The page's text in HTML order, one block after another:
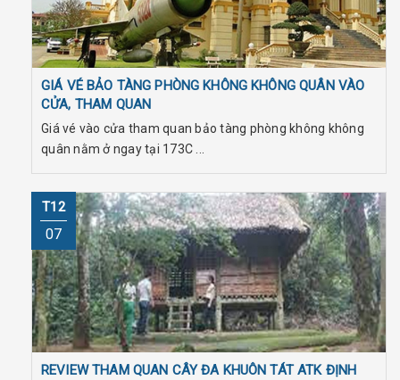
GIÁ VÉ BẢO TÀNG PHÒNG KHÔNG KHÔNG QUÂN VÀO
CỬA, THAM QUAN
Giá vé vào cửa tham quan bảo tàng phòng không không
quân nằm ở ngay tại 173C ...
T12
07
REVIEW THAM QUAN CÂY ĐA KHUÔN TÁT ATK ĐỊNH